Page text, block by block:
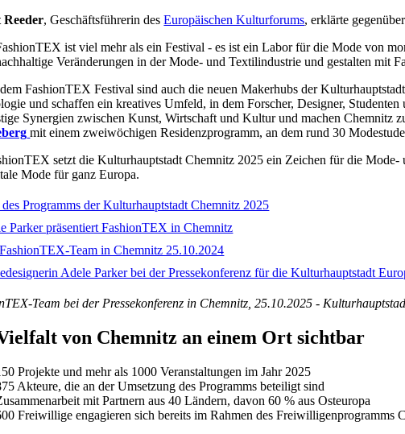
, Geschäftsführerin desEuropäischen Kulturforums, erklärte
ist viel mehr als ein Festival - es ist ein Labor für die Mode von
Veränderungen in der Mode- und Textilindustrie und gestalten mit
FashionTEX Festival sind auch die neuen Makerhubs der
und schaffen ein kreatives Umfeld, in dem Forscher, Designer,
Synergien zwischen Kunst, Wirtschaft und Kultur und machen
mit einem zweiwöchigen Residenzprogramm, an dem rund 30
setzt die Kulturhauptstadt Chemnitz 2025 ein Zeichen für die
Mode für ganz Europa.
Team bei der Pressekonferenz in Chemnitz, 25.10.2025 -
von Chemnitz an einem Ort sichtbar
Projekte und mehr als 1000 Veranstaltungen im Jahr 2025
Akteure, die an der Umsetzung des Programms beteiligt sind
mit Partnern aus 40 Ländern, davon 60 % aus Osteuropa
Freiwillige engagieren sich bereits im Rahmen des Freiwilligenprogramms